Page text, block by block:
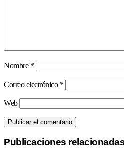
Nombre *
Correo electrónico *
Web
Publicaciones